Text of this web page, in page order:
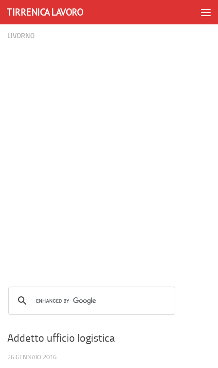
Skip to content
TIRRENICA LAVORO
LIVORNO
Addetto ufficio logistica
26 GENNAIO 2016